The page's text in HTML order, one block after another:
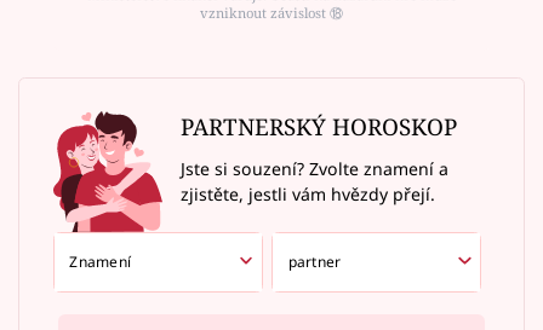
vzniknout závislost ⑱
PARTNERSKÝ HOROSKOP
Jste si souzení? Zvolte znamení a
zjistěte, jestli vám hvězdy přejí.